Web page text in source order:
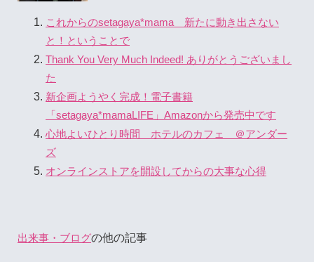
これからのsetagaya*mama 新たに動き出さない
と！ということで
Thank You Very Much Indeed! ありがとうございまし
た
新企画ようやく完成！電子書籍
「setagaya*mamaLIFE」Amazonから発売中です
心地よいひとり時間 ホテルのカフェ ＠アンダー
ズ
オンラインストアを開設してからの大事な心得
出来事・ブログの他の記事